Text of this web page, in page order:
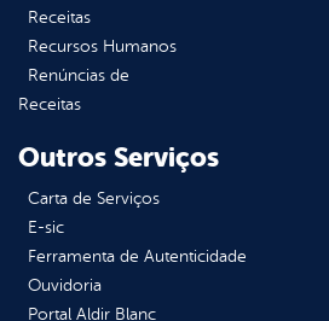
Receitas
Recursos Humanos
Renúncias de
Receitas
Outros Serviços
Carta de Serviços
E-sic
Ferramenta de Autenticidade
Ouvidoria
Portal Aldir Blanc